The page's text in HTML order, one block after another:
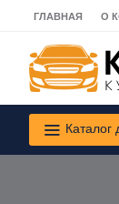
ГЛАВНАЯ О
Каталог